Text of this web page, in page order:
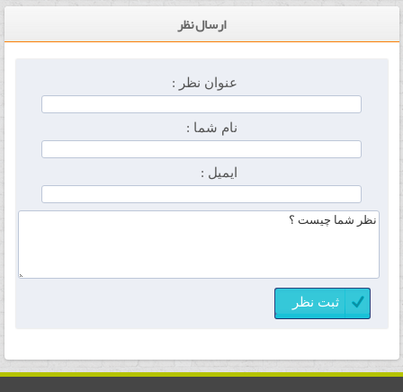
ارسال نظر
عنوان نظر :
نام شما :
ایمیل :